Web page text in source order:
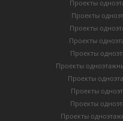
Проекты
Проекты
Проекты
Проекты
Проекты
Проекты
Проекты
Проекты
Проекты
Проекты